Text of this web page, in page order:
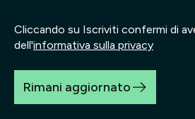
Cliccando su Iscriviti confermi di
dell'informativa sulla privacy
Rimani aggiornato